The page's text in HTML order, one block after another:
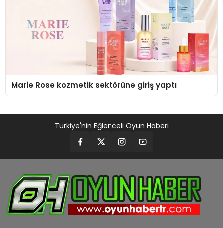
Marie Rose kozmetik sektörüne giriş yaptı
Türkiye'nin Eğlenceli Oyun Haberi